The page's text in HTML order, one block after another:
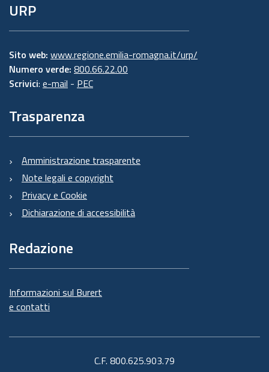
URP
Sito web: www.regione.emilia-romagna.it/urp/
Numero verde: 800.66.22.00
Scrivici: e-mail - PEC
Trasparenza
Amministrazione trasparente
Note legali e copyright
Privacy e Cookie
Dichiarazione di accessibilità
Redazione
Informazioni sul Burert
e contatti
C.F. 800.625.903.79